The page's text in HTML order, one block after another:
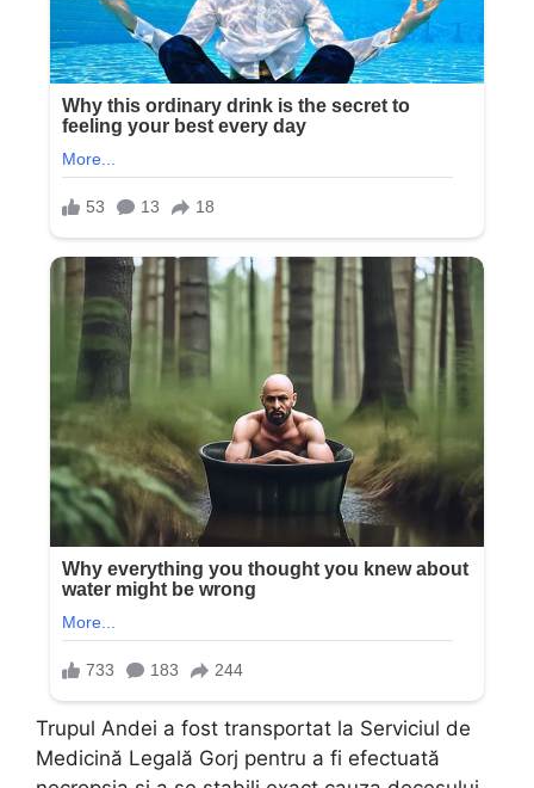
Trupul Andei a fost transportat la Serviciul de
Medicină Legală Gorj pentru a fi efectuată